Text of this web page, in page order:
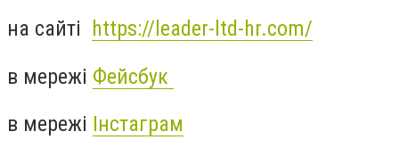
на сайті
https://leader-ltd-hr.com/
в мережі Фейсбук
в мережі Інстаграм